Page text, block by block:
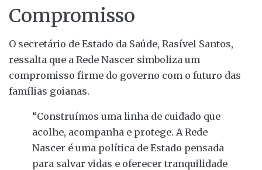
Compromisso
O secretário de Estado da Saúde, Rasível Santos,
ressalta que a Rede Nascer simboliza um
compromisso firme do governo com o futuro das
famílias goianas.
“Construímos uma linha de cuidado que
acolhe, acompanha e protege. A Rede
Nascer é uma política de Estado pensada
para salvar vidas e oferecer tranquilidade